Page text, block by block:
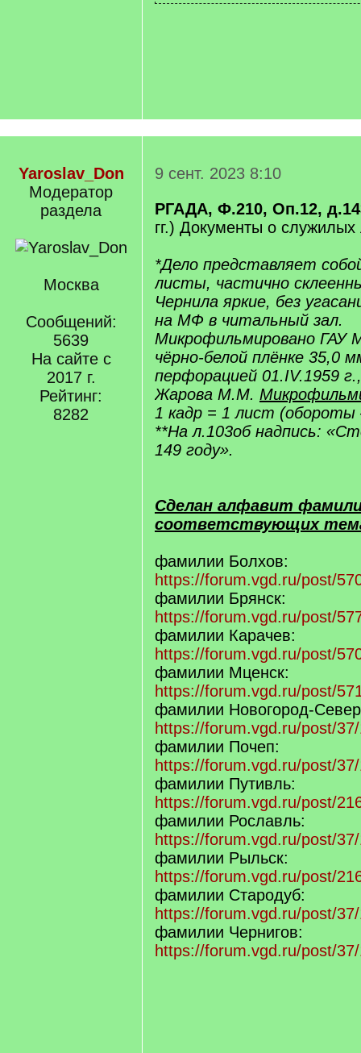
Yaroslav_Don
Модератор
раздела
Москва
Сообщений:
5639
На сайте с
2017 г.
Рейтинг:
8282
9 сент. 2023 8:10
РГАДА, Ф.210, Оп.12,
гг.) Документы о
*Дело представляет
листы, частично
Чернила яркие, без
на МФ в читальный зал.
Микрофильмировано ГАУ
чёрно-белой плёнке 35,0
перфорацией 01.IV.1959
Жарова М.М.
1 кадр = 1 лист (обороты
**На л.103об надпись:
149 году».
Сделан алфавит
соответствующих
фамилии Болхов:
https://forum.vgd.ru/post/
фамилии Брянск:
https://forum.vgd.ru/post/
фамилии Карачев:
https://forum.vgd.ru/post/
фамилии Мценск:
https://forum.vgd.ru/post/
фамилии Новогород-
https://forum.vgd.ru/post/
фамилии Почеп:
https://forum.vgd.ru/post/
фамилии Путивль:
https://forum.vgd.ru/post/
фамилии Рославль:
https://forum.vgd.ru/post/
фамилии Рыльск:
https://forum.vgd.ru/post/
фамилии Стародуб:
https://forum.vgd.ru/post/
фамилии Чернигов:
https://forum.vgd.ru/post/